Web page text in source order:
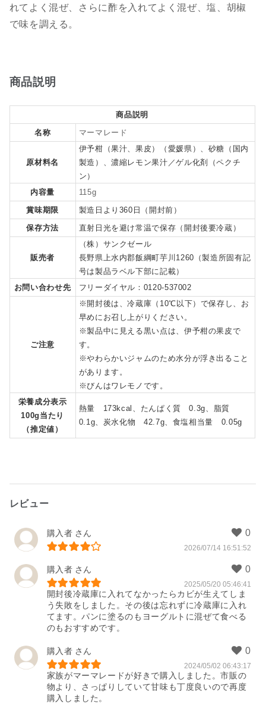
れてよく混ぜ、さらに酢を入れてよく混ぜ、塩、胡椒
で味を調える。
商品説明
商品説明
名称
マーマレード
原材料名
伊予柑（果汁、果皮）（愛媛県）、砂糖（国内
製造）、濃縮レモン果汁／ゲル化剤（ペクチ
ン）
内容量
115g
賞味期限
製造日より360日（開封前）
保存方法
直射日光を避け常温で保存（開封後要冷蔵）
販売者
（株）サンクゼール
長野県上水内郡飯綱町芋川1260（製造所固有記
号は製品ラベル下部に記載）
お問い合わせ先
フリーダイヤル：0120-537002
ご注意
※開封後は、冷蔵庫（10℃以下）で保存し、お
早めにお召し上がりください。
※製品中に見える黒い点は、伊予柑の果皮で
す。
※やわらかいジャムのため水分が浮き出ること
があります。
※びんはワレモノです。
栄養成分表示
100g当たり
（推定値）
熱量 173kcal、たんぱく質 0.3g、脂質
0.1g、炭水化物 42.7g、食塩相当量 0.05g
レビュー
購入者
2026/07/14 16:51:52
購入者
2025/05/20 05:46:41
開封後冷蔵庫に入れてなかったらカビが生えてしま
う失敗をしました。その後は忘れずに冷蔵庫に入れ
てます。パンに塗るのもヨーグルトに混ぜて食べる
のもおすすめです。
購入者
2024/05/02 06:43:17
家族がマーマレードが好きで購入しました。市販の
物より、さっぱりしていて甘味も丁度良いので再度
購入しました。